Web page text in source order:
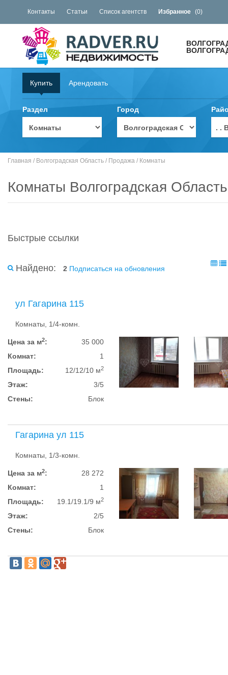
Контакты Статьи Список агентств Избранное (0)
Купить Арендовать
Раздел Город
. .
Главная / Волгоградская Область / Продажа / Комнаты
Комнаты Волгоградская Область
Быстрые ссылки
Найдено: 2 Подписаться на обновления
ул Гагарина 115
Комнаты, 1/4-комн.
Цена за м2:
35 000
Комнат:
1
Площадь:
12/12/10 м2
Этаж:
3/5
Стены:
Блок
Гагарина ул 115
Комнаты, 1/3-комн.
Цена за м2:
28 272
Комнат:
1
Площадь:
19.1/19.1/9 м2
Этаж:
2/5
Стены:
Блок